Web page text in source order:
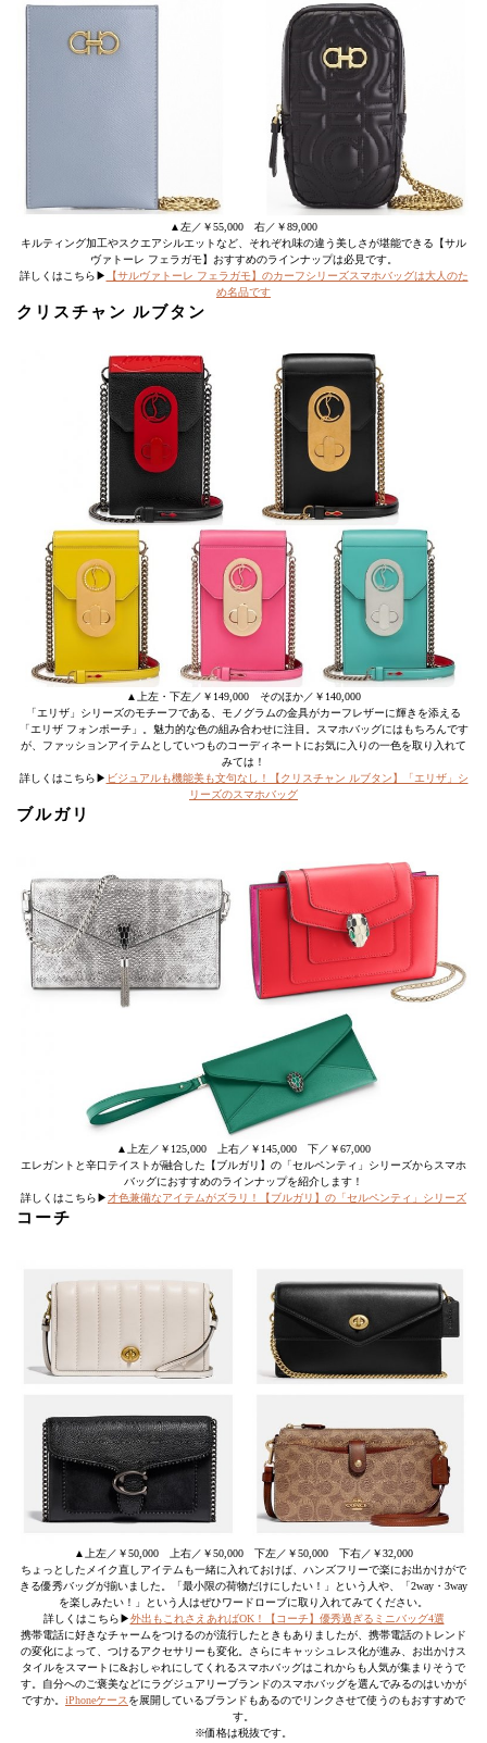
▲左／￥55,000 右／￥89,000
キルティング加工やスクエアシルエットなど、それぞれ味の違う美しさが堪能できる【サル
ヴァトーレ フェラガモ】おすすめのラインナップは必見です。
詳しくはこちら▶
【サルヴァトーレ フェラガモ】のカーフシリーズスマホバッグは大人のた
め名品です
クリスチャン ルブタン
▲上左・下左／￥149,000 そのほか／￥140,000
「エリザ」シリーズのモチーフである、モノグラムの金具がカーフレザーに輝きを添える
「エリザ フォンポーチ」。魅力的な色の組み合わせに注目。スマホバッグにはもちろんです
が、ファッションアイテムとしていつものコーディネートにお気に入りの一色を取り入れて
みては！
詳しくはこちら▶ ビジュアルも機能美も文句なし！【クリスチャン ルブタン】「エリザ」シ
リーズのスマホバッグ
ブルガリ
▲上左／￥125,000 上右／￥145,000 下／￥67,000
エレガントと辛口テイストが融合した【ブルガリ】の「セルペンティ」シリーズからスマホ
バッグにおすすめのラインナップを紹介します！
詳しくはこちら▶才色兼備なアイテムがズラリ！【ブルガリ】の「セルペンティ」シリーズ
コーチ
▲上左／￥50,000 上右／￥50,000 下左／￥50,000 下右／￥32,000
ちょっとしたメイク直しアイテムも一緒に入れておけば、ハンズフリーで楽にお出かけがで
きる優秀バッグが揃いました。「最小限の荷物だけにしたい！」という人や、「2way・3way
を楽しみたい！」という人はぜひワードローブに取り入れてみてください。
詳しくはこちら▶外出もこれさえあればOK！【コーチ】優秀過ぎるミニバッグ4選
携帯電話に好きなチャームをつけるのが流行したときもありましたが、携帯電話のトレンド
の変化によって、つけるアクセサリーも変化。さらにキャッシュレス化が進み、お出かけス
タイルをスマートに&おしゃれにしてくれるスマホバッグはこれからも人気が集まりそうで
す。自分へのご褒美などにラグジュアリーブランドのスマホバッグを選んでみるのはいかが
ですか。 iPhoneケース を展開しているブランドもあるのでリンクさせて使うのもおすすめで
す。
※価格は税抜です。